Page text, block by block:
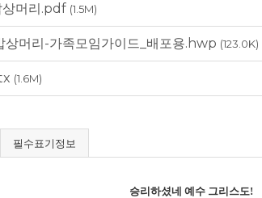
상머리.pdf (1.5M)
상머리-가족모임가이드_배포용.hwp (123.0K)
(1.6M)
필수표기정보
승리하셨네 예수 그리스도!